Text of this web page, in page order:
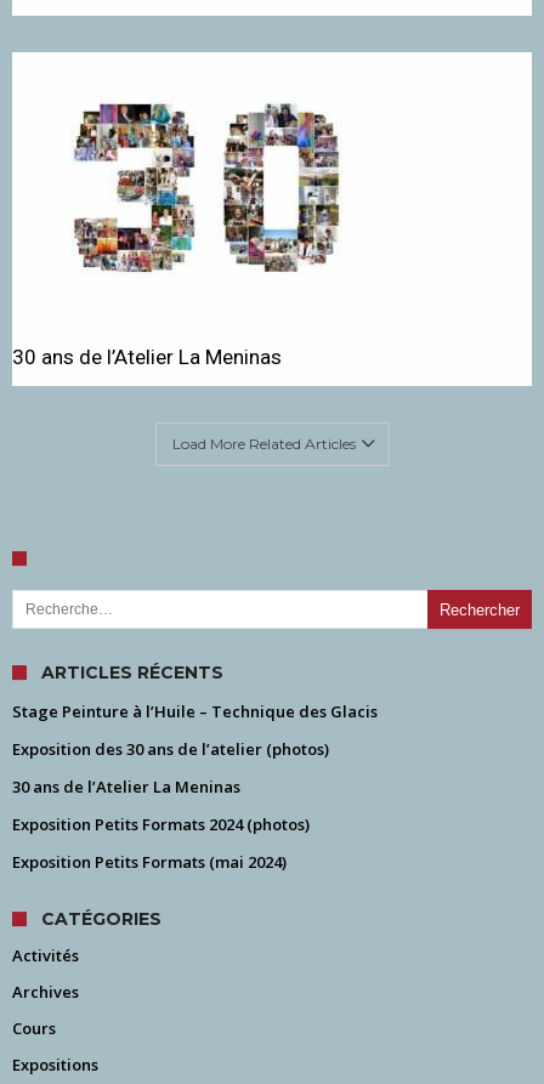
30 ans de l’Atelier La Meninas
Load More Related Articles
Rechercher :
ARTICLES RÉCENTS
Stage Peinture à l’Huile – Technique des Glacis
Exposition des 30 ans de l’atelier (photos)
30 ans de l’Atelier La Meninas
Exposition Petits Formats 2024 (photos)
Exposition Petits Formats (mai 2024)
CATÉGORIES
Activités
Archives
Cours
Expositions